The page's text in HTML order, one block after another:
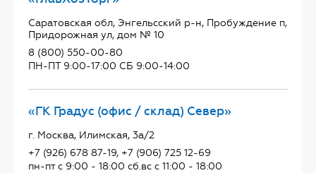
Саратовская обл, Энгельсский р-н, Пробуждение п,
Придорожная ул, дом № 10
8 (800) 550-00-80
ПН-ПТ 9:00-17:00 СБ 9:00-14:00
«ГК Градус (офис / склад) Север»
г. Москва, Илимская, 3а/2
+7 (926) 678 87-19, +7 (906) 725 12-69
пн-пт с 9:00 - 18:00 сб.вс с 11:00 - 18:00